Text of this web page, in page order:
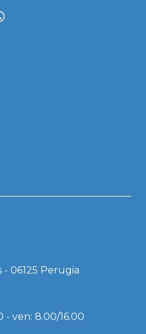
- 06125 Perugia
- ven: 8.00/16.00